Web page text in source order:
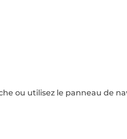
ou utilisez le panneau de